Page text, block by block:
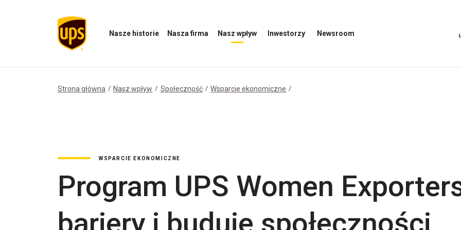
Nasze historie Nasza firma Nasz wpływ Inwestorzy Newsroom
Strona główna Nasz wpływ Społeczność Wsparcie ekonomiczne
WSPARCIE EKONOMICZNE
Program UPS Women